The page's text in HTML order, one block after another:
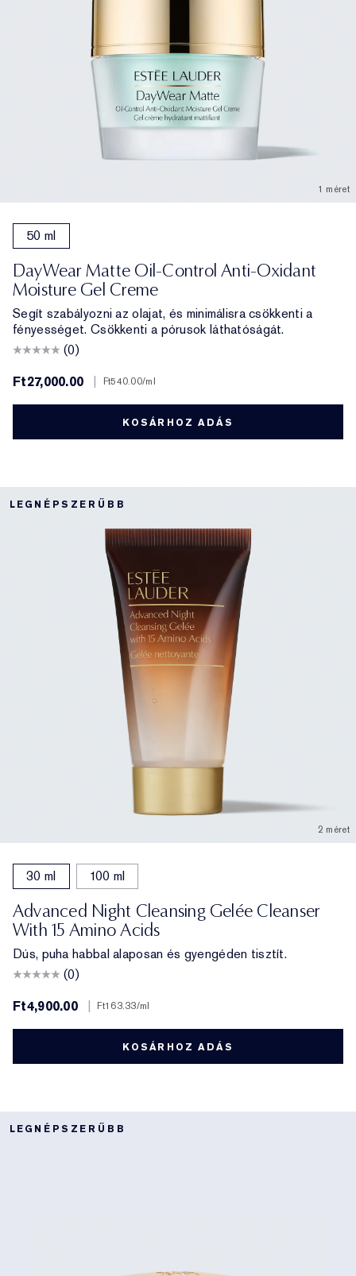
1 méret
50 ml
DayWear Matte Oil-Control Anti-Oxidant
Moisture Gel Creme
Segít szabályozni az olajat, és minimálisra csökkenti a
fényességet. Csökkenti a pórusok láthatóságát.
(0)
Ft27,000.00
Ft540.00/ml
KOSÁRHOZ ADÁS
LEGNÉPSZERŰBB
2 méret
30 ml 100 ml
Advanced Night Cleansing Gelée Cleanser
With 15 Amino Acids
Dús, puha habbal alaposan és gyengéden tisztít.
(0)
Ft4,900.00
Ft163.33/ml
KOSÁRHOZ ADÁS
LEGNÉPSZERŰBB